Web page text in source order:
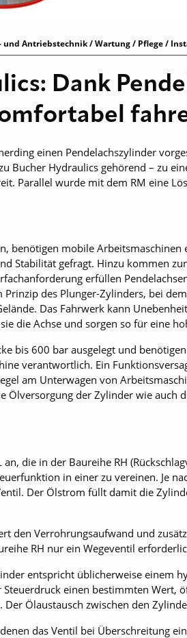
und Antriebstechnik / Wartung / Pflege /
Dank
einen Pendelachszylinder
Bucher Hydraulics gehörend – zu
Parallel wurde mit dem RM eine
benötigen mobile
Stabi­lität gefragt. Hinzu kommen
erfüllen
Prinzip des Plunger-Zylinders, bei
Das Fahrwerk kann
die Achse und sorgen so für eine
bis 600 bar ausgelegt und
verantwortlich. Ein
am Unterwagen von
Ölversorgung der Zylinder wie auch
an, die in der Baureihe RH
in einer zu vereinen. Je
Der Ölstrom füllt damit die
den Verrohrungsaufwand und
RH nur ein Wegeventil
entspricht üblicherweise einem
einen bestimmten Wert,
Ölaustausch zwischen den
das Ventil bei Überschreitung